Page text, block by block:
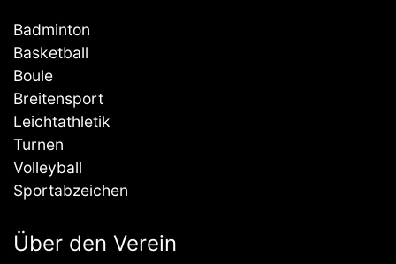
Badminton
Basketball
Boule
Breitensport
Leichtathletik
Turnen
Volleyball
Sportabzeichen
Über den Verein